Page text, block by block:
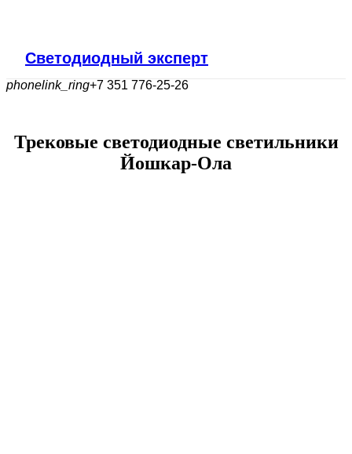
Светодиодный эксперт
phonelink_ring+7 351 776-25-26
Трековые светодиодные светильники
Йошкар-Ола